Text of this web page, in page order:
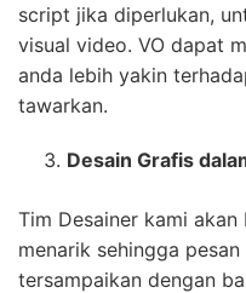
script jika diperlukan,
visual video. VO dapat
anda lebih yakin
tawarkan.
Desain Grafis
Tim Desainer kami
menarik sehingga
tersampaikan dengan